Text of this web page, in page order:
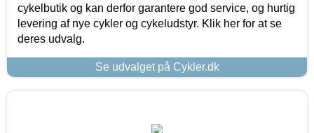
cykelbutik og kan derfor garantere god service, og hurtig
levering af nye cykler og cykeludstyr. Klik her for at se
deres udvalg.
Se udvalget på Cykler.dk